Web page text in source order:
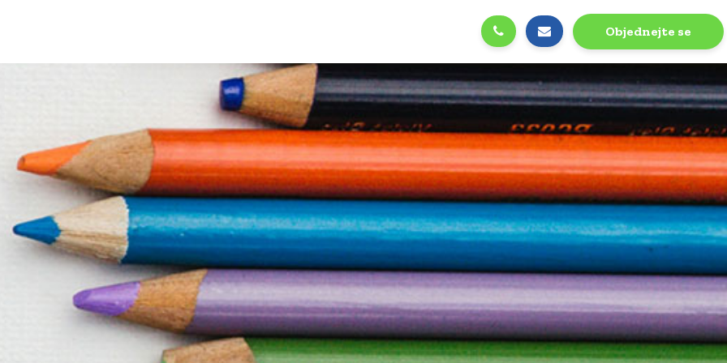
Objednejte se